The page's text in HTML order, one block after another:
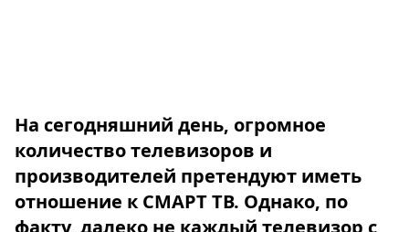
На сегодняшний день, огромное
количество телевизоров и
производителей претендуют иметь
отношение к СМАРТ ТВ. Однако, по
факту, далеко не каждый телевизор с